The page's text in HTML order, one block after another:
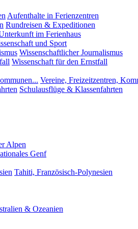
Aufenthalte in Ferienzentren
Rundreisen & Expeditionen
im Ferienhaus
und Sport
Wissenschaftlicher Journalismus
Wissenschaft für den Ernstfall
Vereine, Freizeitzentren,
Schulausflüge & Klassenfahrten
Alpen
Genf
Tahiti, Französisch-Polynesien
& Ozeanien